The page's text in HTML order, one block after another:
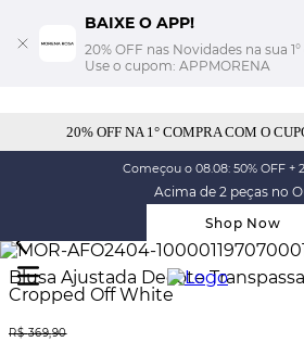
BAIXE O APP!
20% OFF nas Novidades na sua
Use o cupom: APPMORENA
20% OFF NA 1° COMPRA COM O
Começou o 08.08: 50% OFF +
Acima de 2 peças no
Shop Now
Blusa Ajustada Decote
Cropped Off White
R$ 369,90